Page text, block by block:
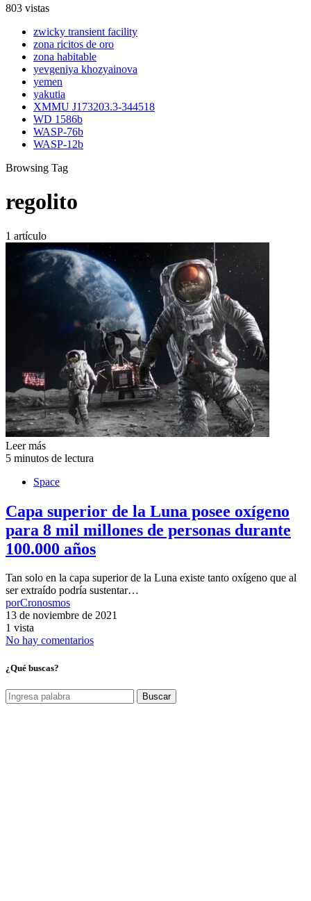
803 vistas
zwicky transient facility
zona ricitos de oro
zona habitable
yevgeniya khozyainova
yemen
yakutia
XMMU J173203.3-344518
WD 1586b
WASP-76b
WASP-12b
Browsing Tag
regolito
1 artículo
Leer más
5 minutos de lectura
Space
Capa superior de la Luna posee oxígeno
para 8 mil millones de personas durante
100.000 años
Tan solo en la capa superior de la Luna existe tanto oxígeno que al
ser extraído podría sustentar…
porCronosmos
13 de noviembre de 2021
1 vista
No hay comentarios
¿Qué buscas?
Buscar